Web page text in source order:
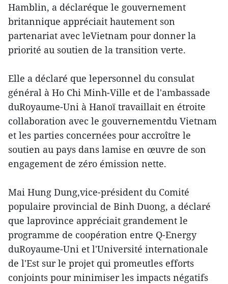
Hamblin, a déclaréque le gouvernement
britannique appréciait hautement son
partenariat avec leVietnam pour donner la
priorité au soutien de la transition verte.
Elle a déclaré que lepersonnel du consulat
général à Ho Chi Minh-Ville et de l'ambassade
duRoyaume-Uni à Hanoï travaillait en étroite
collaboration avec le gouvernementdu Vietnam
et les parties concernées pour accroître le
soutien au pays dans lamise en œuvre de son
engagement de zéro émission nette.
Mai Hung Dung,vice-président du Comité
populaire provincial de Binh Duong, a déclaré
que laprovince appréciait grandement le
programme de coopération entre Q-Energy
duRoyaume-Uni et l'Université internationale
de l'Est sur le projet qui promeutles efforts
conjoints pour minimiser les impacts négatifs